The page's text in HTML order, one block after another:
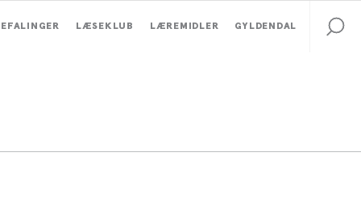
LÆSEKLUB LÆREMIDLER GYLDENDAL